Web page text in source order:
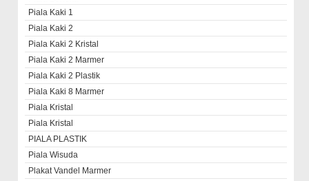
Piala Kaki 1
Piala Kaki 2
Piala Kaki 2 Kristal
Piala Kaki 2 Marmer
Piala Kaki 2 Plastik
Piala Kaki 8 Marmer
Piala Kristal
Piala Kristal
PIALA PLASTIK
Piala Wisuda
Plakat Vandel Marmer